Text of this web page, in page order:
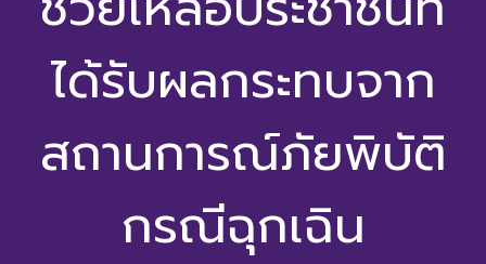
ได้รับผลกระทบจาก
สถานการณ์ภัยพิบัติ
กรณีฉุกเฉิน